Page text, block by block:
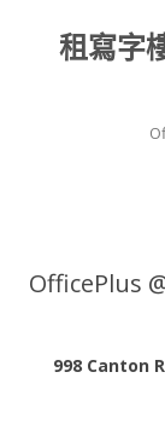
租寫字
OfficePlus
998 Canton